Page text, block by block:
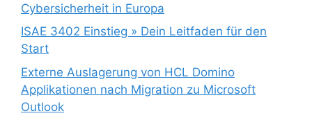
Cybersicherheit in Europa
ISAE 3402 Einstieg » Dein Leitfaden für den
Start
Externe Auslagerung von HCL Domino
Applikationen nach Migration zu Microsoft
Outlook